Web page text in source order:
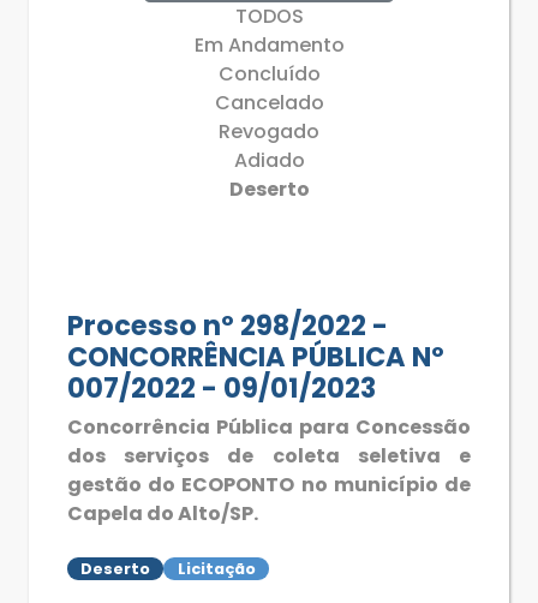
TODOS
Em Andamento
Concluído
Cancelado
Revogado
Adiado
Deserto
Processo nº 298/2022 -
CONCORRÊNCIA PÚBLICA Nº
007/2022 - 09/01/2023
Concorrência Pública para Concessão
dos serviços de coleta seletiva e
gestão do ECOPONTO no município de
Capela do Alto/SP.
Deserto Licitação